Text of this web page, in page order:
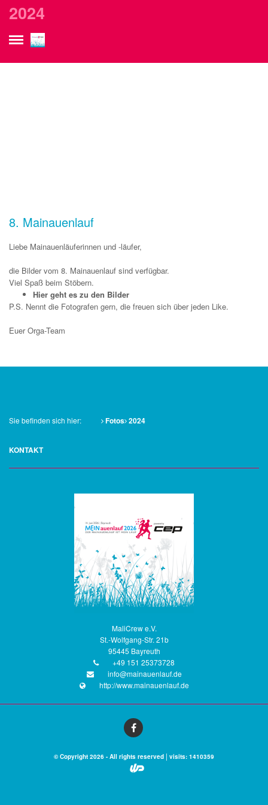
2024
8. Mainauenlauf
Liebe Mainauenläuferinnen und -läufer,
die Bilder vom 8. Mainauenlauf sind verfügbar.
Viel Spaß beim Stöbern.
Hier geht es zu den Bilder
P.S. Nennt die Fotografen gern, die freuen sich über jeden Like.
Euer Orga-Team
Sie befinden sich hier: Fotos 2024
KONTAKT
MaliCrew e.V.
St.-Wolfgang-Str. 21b
95445 Bayreuth
+49 151 25373728
info@mainauenlauf.de
http://www.mainauenlauf.de
© Copyright 2026 - All rights reserved | visits: 1410359